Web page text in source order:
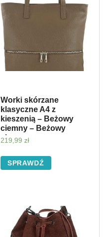
Worki skórzane
klasyczne A4 z
kieszenią – Beżowy
ciemny – Beżowy
ciemny
219,99 zł
SPRAWDŹ